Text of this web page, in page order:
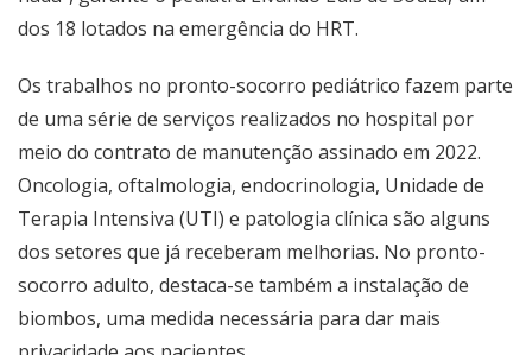
dos 18 lotados na emergência do HRT.
Os trabalhos no pronto-socorro pediátrico fazem parte
de uma série de serviços realizados no hospital por
meio do contrato de manutenção assinado em 2022.
Oncologia, oftalmologia, endocrinologia, Unidade de
Terapia Intensiva (UTI) e patologia clínica são alguns
dos setores que já receberam melhorias. No pronto-
socorro adulto, destaca-se também a instalação de
biombos, uma medida necessária para dar mais